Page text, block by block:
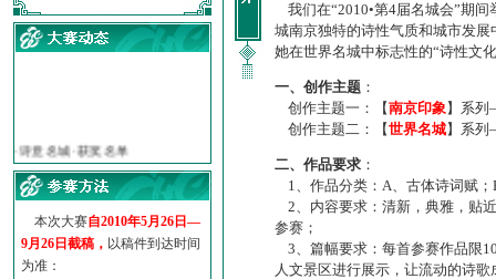
·【诗意·名城】地铁展示作...
·诗意名城·地铁时间
地铁完美呈现【诗意·名城...
参赛作品多达5000多首
“诗意·名城”晒诗会
特别通知--致广大诗词爱好...
本次大赛自2010年5月26日—
9月26日截稿， 以稿件到达时间
为准：
我们在“2010•第4届名城会”期
城南京独特的诗性气质和城市发
她在世界名城中标志性的“诗性文
一、创作主题 ：
创作主题一：【南京印象】系
创作主题二：【世界名城】系
二、作品要求 ：
1、作品分类：A、古体诗词赋；
2、内容要求：清新，典雅，贴
参赛；
3、篇幅要求：每首参赛作品限
人文景区进行展示，让流动的诗